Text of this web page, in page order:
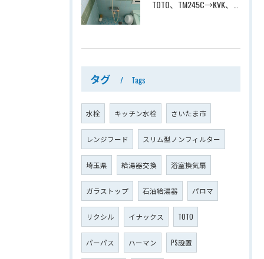
タグ Tags
水栓 キッチン水栓 さいたま市
レンジフード スリム型ノンフィルター
埼玉県 給湯器交換 浴室換気扇
ガラストップ 石油給湯器 パロマ
リクシル イナックス TOTO
パーパス ハーマン PS設置